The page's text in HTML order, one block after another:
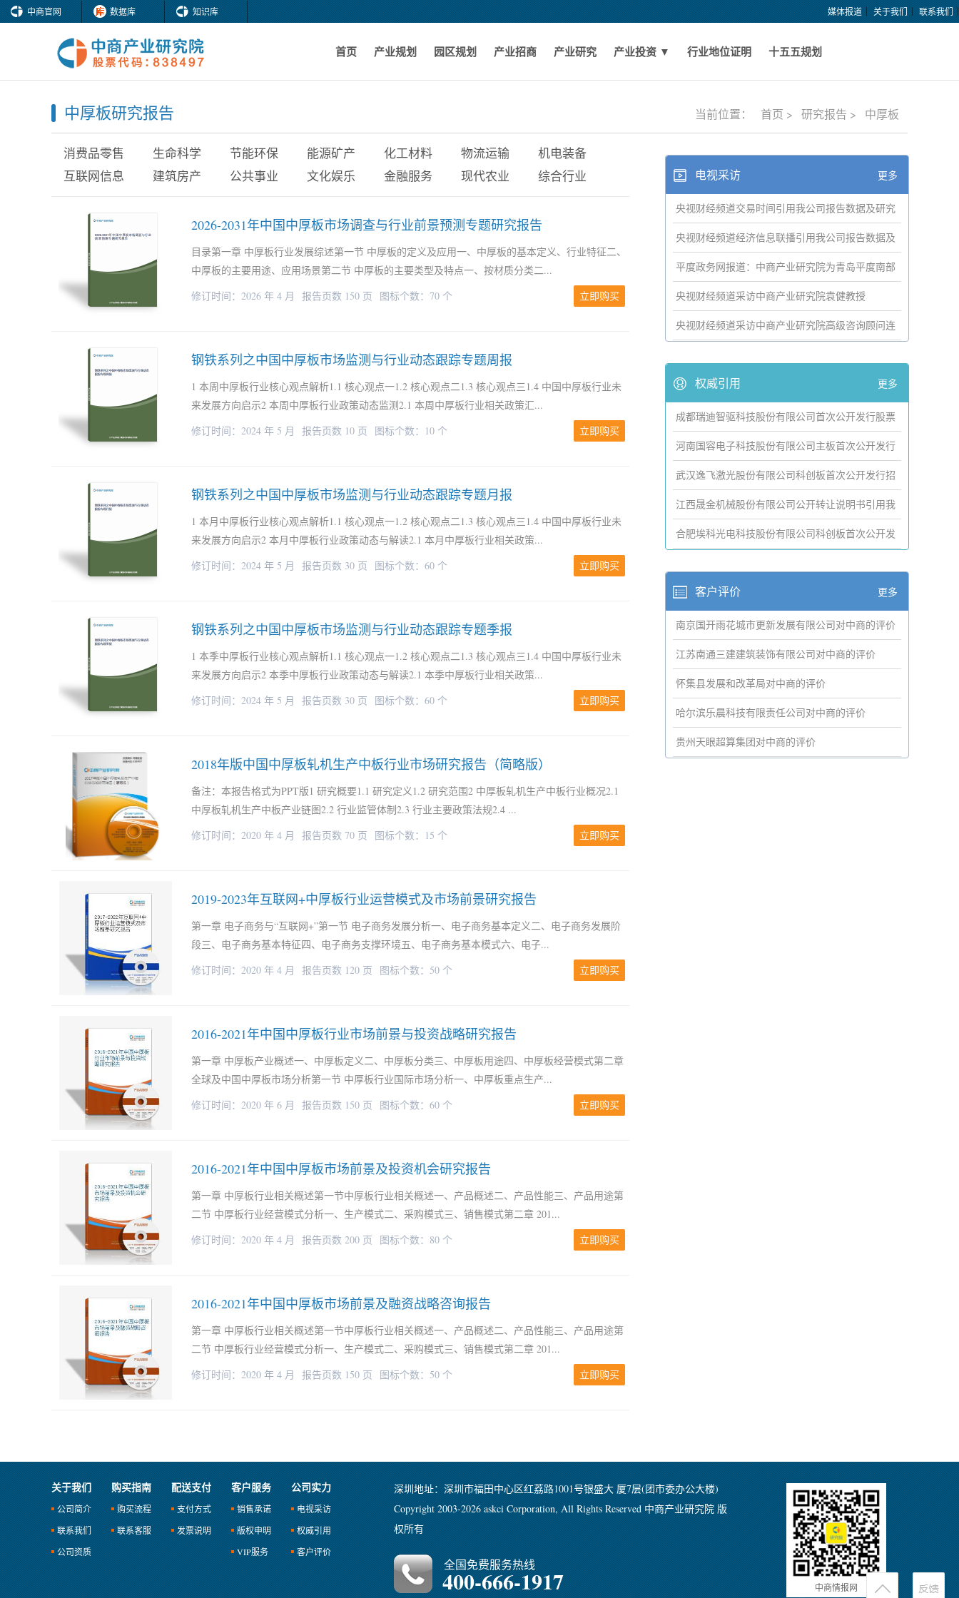
中商官网 数据库 知识库 媒体报道 关于我们 联系我们
首页 产业规划 园区规划 产业招商 产业研究 产业投资 ▼ 行业地位证明 十五五规划
中厚板研究报告 当前位置： 首页 > 研究报告 > 中厚板
消费品零售 生命科学 节能环保 能源矿产 化工材料 物流运输
机电装备
互联网信息
建筑房产 公共事业 文化娱乐 金融服务 现代农业 综合行业
2026-2031年中国中厚板市场调查与行业前景预测专题研究报告
目录第一章 中厚板行业发展综述第一节 中厚板的定义及应用一、中厚板的基本定义、行业特征二、
中厚板的主要用途、应用场景第二节 中厚板的主要类型及特点一、按材质分类二...
修订时间：2026 年 4 月
报告页数 150 页 图标个数：70 个 立即购买
钢铁系列之中国中厚板市场监测与行业动态跟踪专题周报
1 本周中厚板行业核心观点解析1.1 核心观点一1.2 核心观点二1.3 核心观点三1.4 中国中厚板行业未
来发展方向启示2 本周中厚板行业政策动态监测2.1 本周中厚板行业相关政策汇...
修订时间：2024 年 5 月
报告页数 10 页 图标个数：10 个 立即购买
钢铁系列之中国中厚板市场监测与行业动态跟踪专题月报
1 本月中厚板行业核心观点解析1.1 核心观点一1.2 核心观点二1.3 核心观点三1.4 中国中厚板行业未
来发展方向启示2 本月中厚板行业政策动态与解读2.1 本月中厚板行业相关政策...
修订时间：2024 年 5 月
报告页数 30 页 图标个数：60 个 立即购买
钢铁系列之中国中厚板市场监测与行业动态跟踪专题季报
1 本季中厚板行业核心观点解析1.1 核心观点一1.2 核心观点二1.3 核心观点三1.4 中国中厚板行业未
来发展方向启示2 本季中厚板行业政策动态与解读2.1 本季中厚板行业相关政策...
修订时间：2024 年 5 月
报告页数 30 页 图标个数：60 个 立即购买
2018年版中国中厚板轧机生产中板行业市场研究报告（简略版）
备注：本报告格式为PPT版1 研究概要1.1 研究定义1.2 研究范围2 中厚板轧机生产中板行业概况2.1
中厚板轧机生产中板产业链图2.2 行业监管体制2.3 行业主要政策法规2.4 ...
修订时间：2020 年 4 月
报告页数 70 页 图标个数：15 个 立即购买
2019-2023年互联网+中厚板行业运营模式及市场前景研究报告
第一章 电子商务与“互联网+”第一节 电子商务发展分析一、电子商务基本定义二、电子商务发展阶
段三、电子商务基本特征四、电子商务支撑环境五、电子商务基本模式六、电子...
修订时间：2020 年 4 月
报告页数 120 页 图标个数：50 个 立即购买
2016-2021年中国中厚板行业市场前景与投资战略研究报告
第一章 中厚板产业概述一、中厚板定义二、中厚板分类三、中厚板用途四、中厚板经营模式第二章
全球及中国中厚板市场分析第一节 中厚板行业国际市场分析一、中厚板重点生产...
修订时间：2020 年 6 月
报告页数 150 页 图标个数：60 个 立即购买
2016-2021年中国中厚板市场前景及投资机会研究报告
第一章 中厚板行业相关概述第一节中厚板行业相关概述一、产品概述二、产品性能三、产品用途第
二节 中厚板行业经营模式分析一、生产模式二、采购模式三、销售模式第二章 201...
修订时间：2020 年 4 月
报告页数 200 页 图标个数：80 个 立即购买
2016-2021年中国中厚板市场前景及融资战略咨询报告
第一章 中厚板行业相关概述第一节中厚板行业相关概述一、产品概述二、产品性能三、产品用途第
二节 中厚板行业经营模式分析一、生产模式二、采购模式三、销售模式第二章 201...
修订时间：2020 年 4 月
报告页数 150 页 图标个数：50 个 立即购买
电视采访 更多
央视财经频道交易时间引用我公司报告数据及研究
成果
央视财经频道经济信息联播引用我公司报告数据及
研究成果
平度政务网报道：中商产业研究院为青岛平度南部
新区构建现代服务产业体系
央视财经频道采访中商产业研究院袁健教授
央视财经频道采访中商产业研究院高级咨询顾问连
权威引用 更多
成都瑞迪智驱科技股份有限公司首次公开发行股票
并在创业板上市招股说明书
河南国容电子科技股份有限公司主板首次公开发行
招股说明书引用我公司数据
武汉逸飞激光股份有限公司科创板首次公开发行招
股说明书引用我公司资料
江西晟金机械股份有限公司公开转让说明书引用我
公司数据
合肥埃科光电科技股份有限公司科创板首次公开发
客户评价 更多
南京国开雨花城市更新发展有限公司对中商的评价
江苏南通三建建筑装饰有限公司对中商的评价
怀集县发展和改革局对中商的评价
哈尔滨乐晨科技有限责任公司对中商的评价
贵州天眼超算集团对中商的评价
关于我们
公司简介
联系我们
公司资质
购买指南
购买流程
联系客服
配送支付
支付方式
发票说明
客户服务
销售承诺
版权申明
VIP服务
公司实力
电视采访
权威引用
客户评价
深圳地址：深圳市福田中心区红荔路1001号银盛大 厦7层(团市委办公大楼)
Copyright 2003-2026 askci Corporation, All Rights Reserved 中商产业研究院 版
权所有
全国免费服务热线
400-666-1917 中商情报网